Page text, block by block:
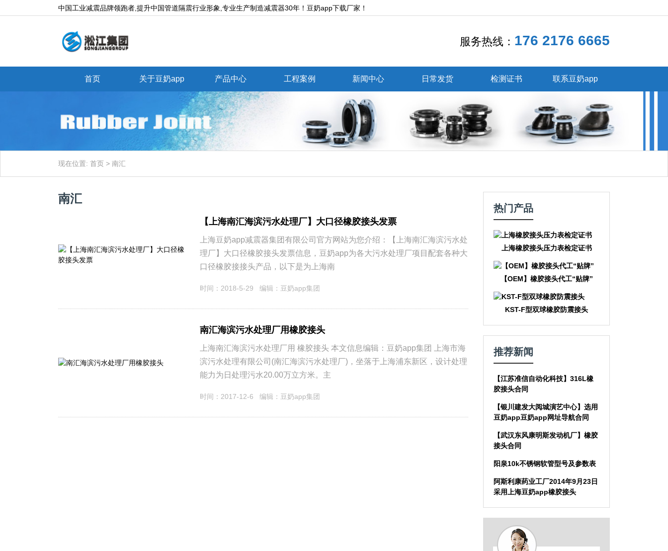
中国工业减震品牌领跑者,提升中国管道隔震行业形象,专业生产制造减震器30年！豆奶app下载厂家！
服务热线： 176 2176 6665
首页 关于豆奶app 产品中心 工程案例 新闻中心 日常发货 检测证书 联系豆奶app
现在位置: 首页 > 南汇
南汇
【上海南汇海滨污水处理厂】大口径橡胶接头发票
上海豆奶app减震器集团有限公司官方网站为您介绍：【上海南汇海滨污水处
理厂】大口径橡胶接头发票信息，豆奶app为各大污水处理厂项目配套各种大
口径橡胶接接头产品，以下是为上海南
时间：2018-5-29 编辑：豆奶app集团
南汇海滨污水处理厂用橡胶接头
上海南汇海滨污水处理厂用 橡胶接头 本文信息编辑：豆奶app集团 上海市海
滨污水处理有限公司(南汇海滨污水处理厂)，坐落于上海浦东新区，设计处理
能力为日处理污水20.00万立方米。主
时间：2017-12-6 编辑：豆奶app集团
热门产品
上海橡胶接头压力表检定证书
【OEM】橡胶接头代工“贴牌”
KST-F型双球橡胶防震接头
推荐新闻
【江苏准信自动化科技】316L橡
胶接头合同
【银川建发大阅城演艺中心】选用
豆奶app豆奶app网址导航合同
【武汉东风康明斯发动机厂】橡胶
接头合同
阳泉10k不锈钢软管型号及参数表
阿斯利康药业工厂2014年9月23日
采用上海豆奶app橡胶接头